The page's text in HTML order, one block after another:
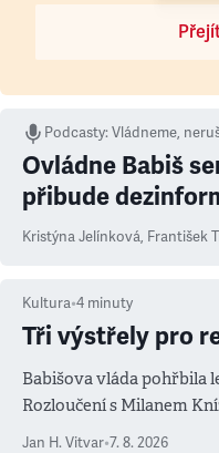
Podcasty:Vládneme,
Ovládne Babiš
přibude
Kristýna Jelínková, František
Kultura•4 minuty
Tři výstřely pro
Babišova vláda pohřbila
Rozloučení s Milanem
salvy i kritika pokrokářů
Jan H. Vitvar•7. 8. 2026